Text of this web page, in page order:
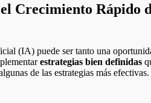
Crecimiento Rápido
estrategias bien definidas
de las estrategias más efectivas.